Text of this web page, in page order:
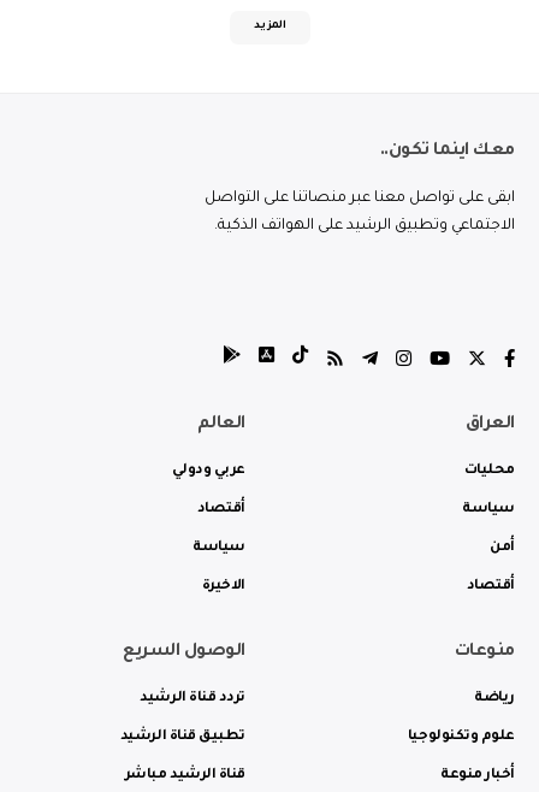
المزيد
معك اينما تكون..
ابقى على تواصل معنا عبر منصاتنا على التواصل
الاجتماعي وتطبيق الرشيد على الهواتف الذكية.
العراق
محليات
سياسة
أمن
أقتصاد
العالم
عربي ودولي
أقتصاد
سياسة
الاخيرة
منوعات
رياضة
علوم وتكنولوجيا
أخبار منوعة
الوصول السريع
تردد قناة الرشيد
تطبيق قناة الرشيد
قناة الرشيد مباشر